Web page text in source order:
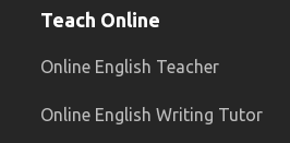
Teach Online
Online English Teacher
Online English Writing Tutor